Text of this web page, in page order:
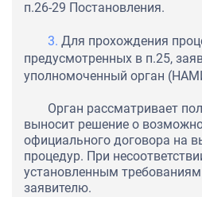
п.26-29 Постановления.
Для прохождения
предусмотренных в п.25,
уполномоченный орган
Орган рассматривает
выносит решение о
официального договора на
процедур. При
установленным
заявителю.